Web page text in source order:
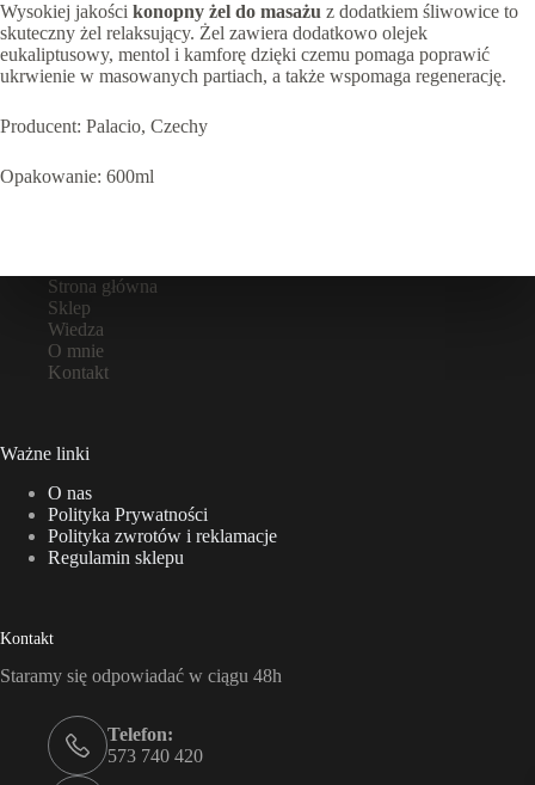
Wysokiej jakości konopny żel do masażu z dodatkiem śliwowice to
skuteczny żel relaksujący. Żel zawiera dodatkowo olejek
eukaliptusowy, mentol i kamforę dzięki czemu pomaga poprawić
ukrwienie w masowanych partiach, a także wspomaga regenerację.
Producent: Palacio, Czechy
Opakowanie: 600ml
Strona główna
Sklep
Wiedza
O mnie
Kontakt
Ważne linki
O nas
Polityka Prywatności
Polityka zwrotów i reklamacje
Regulamin sklepu
Kontakt
Staramy się odpowiadać w ciągu 48h
Telefon:
573 740 420